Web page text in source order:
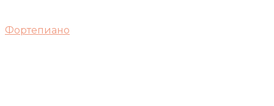
Фортепиано